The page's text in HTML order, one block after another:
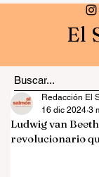
El
Ludwig van
revolucionario
Redacción El
16 dic 2024 3